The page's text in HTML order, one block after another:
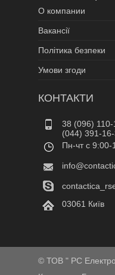
О компании
Вакансії
Політика безпеки
Умови згоди
КОНТАКТИ
38 (096)
(044) 391-16-
Пн-чт c
03061 Київ
© ТОВ " РС